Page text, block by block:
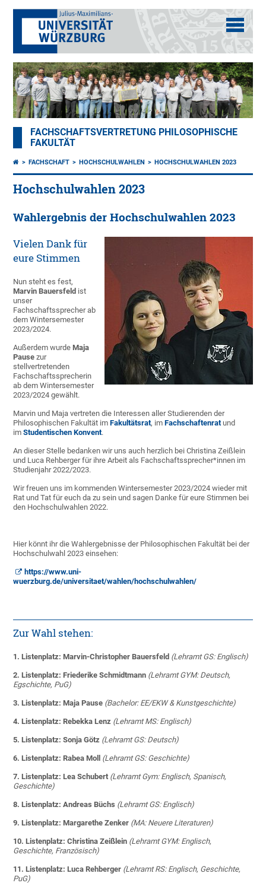
FACHSCHAFTSVERTRETUNG PHILOSOPHISCHE
FAKULTÄT
FACHSCHAFT HOCHSCHULWAHLEN HOCHSCHULWAHLEN 2023
Hochschulwahlen 2023
Wahlergebnis der Hochschulwahlen 2023
Vielen Dank für
eure Stimmen
Nun steht es fest,
Marvin Bauersfeld ist
unser
Fachschaftssprecher ab
dem Wintersemester
2023/2024.
Außerdem wurdeMaja
Pause zur
stellvertretenden
Fachschaftssprecherin
ab dem Wintersemester
2023/2024 gewählt.
Marvin und Maja vertreten die Interessen aller Studierenden der
Philosophischen Fakultät imFakultätsrat, imFachschaftenratund
imStudentischen Konvent.
An dieser Stelle bedanken wir uns auch herzlich bei Christina Zeißlein
und Luca Rehberger für ihre Arbeit als Fachschaftssprecher*innen im
Studienjahr 2022/2023.
Wir freuen uns im kommenden Wintersemester 2023/2024 wieder mit
Rat und Tat für euch da zu sein und sagen Danke für eure Stimmen bei
den Hochschulwahlen 2022.
Hier könnt ihr die Wahlergebnisse der Philosophischen Fakultät bei der
Hochschulwahl 2023 einsehen:
https://www.uni-
wuerzburg.de/universitaet/wahlen/hochschulwahlen/
Zur Wahl stehen:
1. Listenplatz: Marvin-Christopher Bauersfeld (Lehramt GS: Englisch)
2. Listenplatz: Friederike Schmidtmann (Lehramt GYM: Deutsch,
Egschichte, PuG)
3. Listenplatz: Maja Pause (Bachelor: EE/EKW & Kunstgeschichte)
4. Listenplatz: Rebekka Lenz (Lehramt MS: Englisch)
5. Listenplatz: Sonja Götz (Lehramt GS: Deutsch)
6. Listenplatz: Rabea Moll (Lehramt GS: Geschichte)
7. Listenplatz: Lea Schubert (Lehramt Gym: Englisch, Spanisch,
Geschichte)
8. Listenplatz: Andreas Büchs (Lehramt GS: Englisch)
9. Listenplatz: Margarethe Zenker (MA: Neuere Literaturen)
10. Listenplatz: Christina Zeißlein (Lehramt GYM: Englisch,
Geschichte, Französisch)
11. Listenplatz: Luca Rehberger (Lehramt RS: Englisch, Geschichte,
PuG)